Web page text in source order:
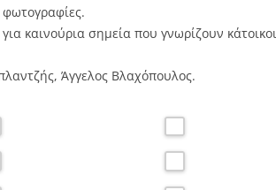
καινούρια σημεία που γνωρίζουν κάτοικοι
Άγγελος Βλαχόπουλος.